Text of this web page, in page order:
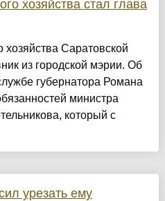
хозяйства стал глава
хозяйства Саратовской
из городской мэрии. Об
губернатора Романа
министра
который с
урезать ему